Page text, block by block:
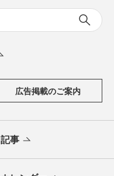
広告掲載のご案内
記事